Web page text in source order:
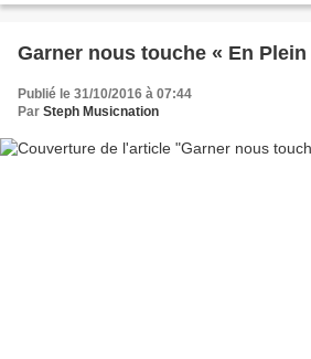
Garner nous touche « En
Publié le 31/10/2016 à 07:44
Par Steph Musicnation